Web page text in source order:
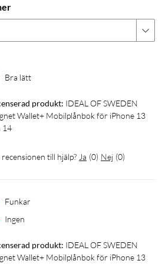
Bra lätt
produkt: IDEAL OF SWEDEN
Wallet+ Mobilplånbok för iPhone 13
14
recensionen till hjälp? Ja (0) Nej (0)
Funkar
Ingen
produkt: IDEAL OF SWEDEN
Wallet+ Mobilplånbok för iPhone 13